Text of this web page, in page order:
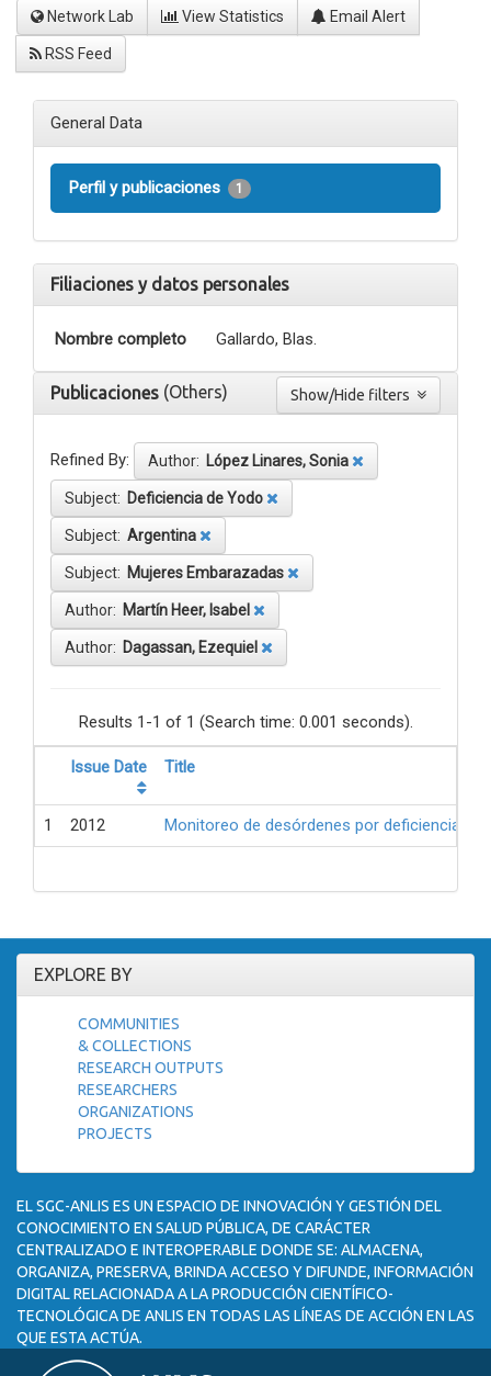
Network Lab View Statistics Email Alert
RSS Feed
General Data
Perfil y publicaciones 1
Filiaciones y datos personales
Nombre completo Gallardo, Blas.
Publicaciones (Others)
Refined By: Author: López Linares, Sonia
Subject: Deficiencia de Yodo
Subject: Argentina
Subject: Mujeres Embarazadas
Author: Martín Heer, Isabel
Author: Dagassan, Ezequiel
Results 1-1 of 1 (Search time: 0.001 seconds).
Issue Date Title
1 2012 Monitoreo de desórdenes por deficiencia
EXPLORE BY
COMMUNITIES
& COLLECTIONS
RESEARCH OUTPUTS
RESEARCHERS
ORGANIZATIONS
PROJECTS
EL SGC-ANLIS ES UN ESPACIO DE INNOVACIÓN Y GESTIÓN DEL
CONOCIMIENTO EN SALUD PÚBLICA, DE CARÁCTER
CENTRALIZADO E INTEROPERABLE DONDE SE: ALMACENA,
ORGANIZA, PRESERVA, BRINDA ACCESO Y DIFUNDE, INFORMACIÓN
DIGITAL RELACIONADA A LA PRODUCCIÓN CIENTÍFICO-
TECNOLÓGICA DE ANLIS EN TODAS LAS LÍNEAS DE ACCIÓN EN LAS
QUE ESTA ACTÚA.